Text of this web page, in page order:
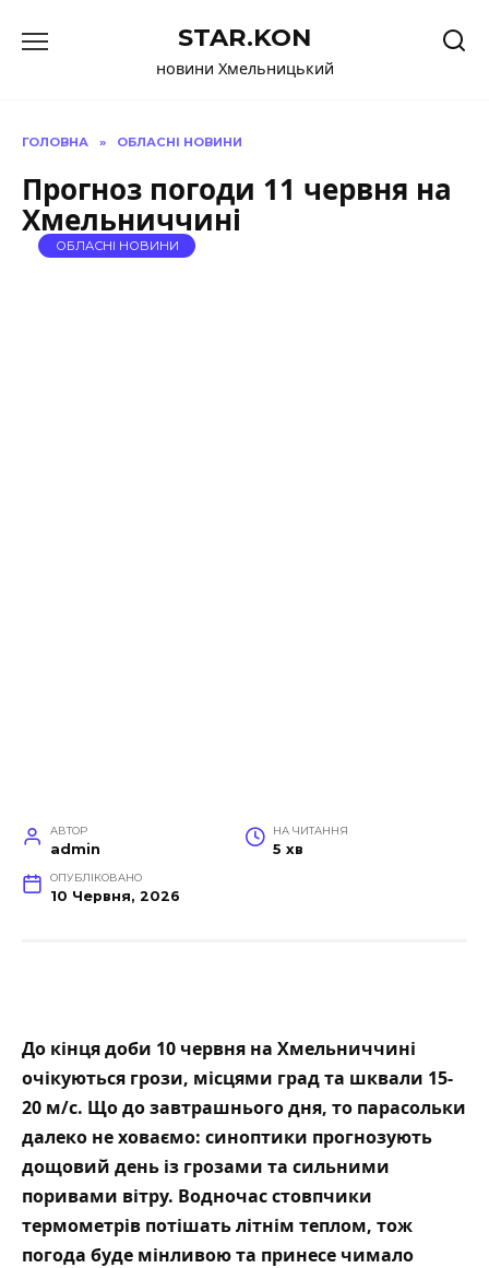
до
STAR.KON
новини Хмельницький
ГОЛОВНА » ОБЛАСНІ НОВИНИ
Прогноз погоди 11 червня на
Хмельниччині
ОБЛАСНІ НОВИНИ
АВТОР
admin
НА ЧИТАННЯ
5 хв
ОПУБЛІКОВАНО
10 Червня, 2026
До кінця доби 10 червня на Хмельниччині
очікуються грози, місцями град та шквали 15-
20 м/с. Що до завтрашнього дня, то парасольки
далеко не ховаємо: синоптики прогнозують
дощовий день із грозами та сильними
поривами вітру. Водночас стовпчики
термометрів потішать літнім теплом, тож
погода буде мінливою та принесе чимало